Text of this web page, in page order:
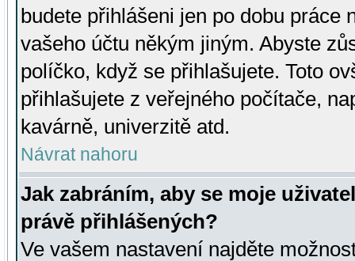
budete přihlášeni jen po dobu práce
vašeho účtu někým jiným. Abyste
políčko, když se přihlašujete. Toto
přihlašujete z veřejného počítače,
kavárně, univerzitě atd.
Návrat nahoru
Jak zabráním, aby se moje
právě přihlášených?
Ve vašem nastavení najděte